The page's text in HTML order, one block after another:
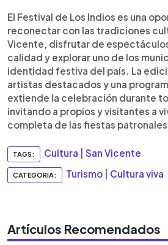
El Festival de Los Indios es una
reconectar con las tradiciones
Vicente, disfrutar de
calidad y explorar uno de los
identidad festiva del país. La
artistas destacados y una
extiende la celebración durante
invitando a propios y visitantes a
completa de las fiestas
TAGS: Cultura San Vicente
CATEGORIA: Turismo Cultura viva
Artículos Recomendados